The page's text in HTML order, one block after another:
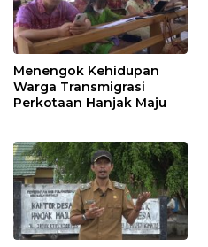
Menengok Kehidupan
Warga Transmigrasi
Perkotaan Hanjak Maju